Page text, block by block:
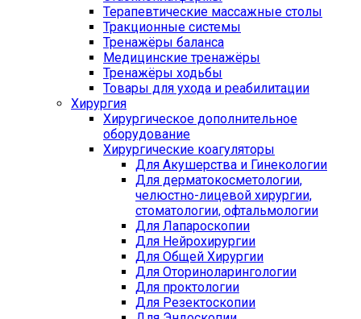
Терапевтические массажные столы
Тракционные системы
Тренажёры баланса
Медицинские тренажёры
Тренажёры ходьбы
Товары для ухода и реабилитации
Хирургия
Хирургическое дополнительное
оборудование
Хирургические коагуляторы
Для Акушерства и Гинекологии
Для дерматокосметологии,
челюстно-лицевой хирургии,
стоматологии, офтальмологии
Для Лапароскопии
Для Нейрохирургии
Для Общей Хирургии
Для Оториноларингологии
Для проктологии
Для Резектоскопии